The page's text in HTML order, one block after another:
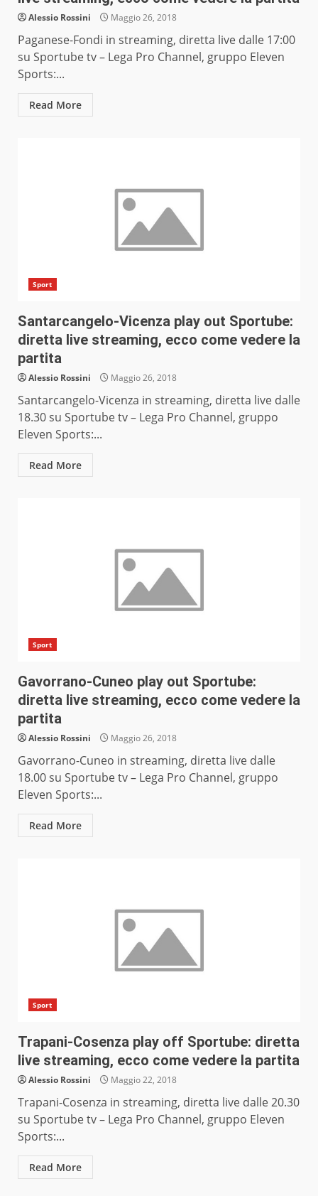
Alessio Rossini Maggio 26, 2018
Paganese-Fondi in streaming, diretta live dalle 17:00
su Sportube tv – Lega Pro Channel, gruppo Eleven
Sports:...
Read More
Sport
Santarcangelo-Vicenza play out Sportube:
diretta live streaming, ecco come vedere la
partita
Alessio Rossini Maggio 26, 2018
Santarcangelo-Vicenza in streaming, diretta live dalle
18.30 su Sportube tv – Lega Pro Channel, gruppo
Eleven Sports:...
Read More
Sport
Gavorrano-Cuneo play out Sportube:
diretta live streaming, ecco come vedere la
partita
Alessio Rossini Maggio 26, 2018
Gavorrano-Cuneo in streaming, diretta live dalle
18.00 su Sportube tv – Lega Pro Channel, gruppo
Eleven Sports:...
Read More
Sport
Trapani-Cosenza play off Sportube: diretta
live streaming, ecco come vedere la partita
Alessio Rossini Maggio 22, 2018
Trapani-Cosenza in streaming, diretta live dalle 20.30
su Sportube tv – Lega Pro Channel, gruppo Eleven
Sports:...
Read More